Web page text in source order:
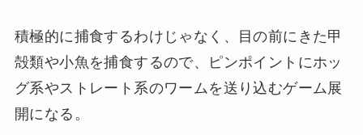
積極的に捕食するわけじゃなく、目の前にきた甲
殻類や小魚を捕食するので、ピンポイントにホッ
グ系やストレート系のワームを送り込むゲーム展
開になる。